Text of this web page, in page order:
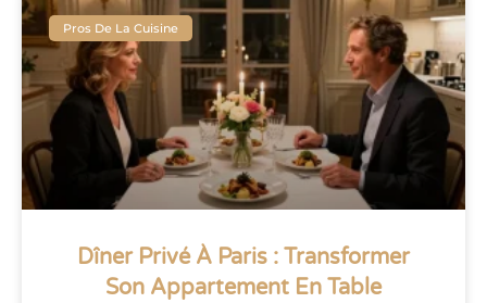
Pros De La Cuisine
Dîner Privé À Paris : Transformer
Son Appartement En Table